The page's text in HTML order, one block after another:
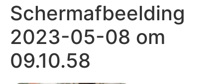
Schermafbeelding
2023-05-08 om
09.10.58